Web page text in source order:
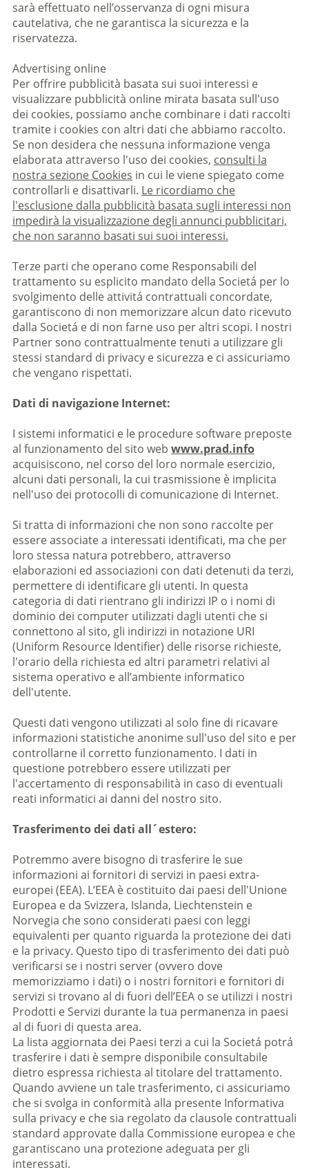
sarà effettuato nell’osservanza di ogni misura
cautelativa, che ne garantisca la sicurezza e la
riservatezza.
Advertising online
Per offrire pubblicità basata sui suoi interessi e
visualizzare pubblicità online mirata basata sull'uso
dei cookies, possiamo anche combinare i dati raccolti
tramite i cookies con altri dati che abbiamo raccolto.
Se non desidera che nessuna informazione venga
elaborata attraverso l'uso dei cookies, consulti la
nostra sezione Cookies in cui le viene spiegato come
controllarli e disattivarli. Le ricordiamo che
l'esclusione dalla pubblicità basata sugli interessi non
impedirà la visualizzazione degli annunci pubblicitari,
che non saranno basati sui suoi interessi.
Terze parti che operano come Responsabili del
trattamento su esplicito mandato della Societá per lo
svolgimento delle attivitá contrattuali concordate,
garantiscono di non memorizzare alcun dato ricevuto
dalla Societá e di non farne uso per altri scopi. I nostri
Partner sono contrattualmente tenuti a utilizzare gli
stessi standard di privacy e sicurezza e ci assicuriamo
che vengano rispettati.
Dati di navigazione Internet:
I sistemi informatici e le procedure software preposte
al funzionamento del sito web www.prad.info
acquisiscono, nel corso del loro normale esercizio,
alcuni dati personali, la cui trasmissione è implicita
nell'uso dei protocolli di comunicazione di Internet.
Si tratta di informazioni che non sono raccolte per
essere associate a interessati identificati, ma che per
loro stessa natura potrebbero, attraverso
elaborazioni ed associazioni con dati detenuti da terzi,
permettere di identificare gli utenti. In questa
categoria di dati rientrano gli indirizzi IP o i nomi di
dominio dei computer utilizzati dagli utenti che si
connettono al sito, gli indirizzi in notazione URI
(Uniform Resource Identifier) delle risorse richieste,
l'orario della richiesta ed altri parametri relativi al
sistema operativo e all’ambiente informatico
dell'utente.
Questi dati vengono utilizzati al solo fine di ricavare
informazioni statistiche anonime sull'uso del sito e per
controllarne il corretto funzionamento. I dati in
questione potrebbero essere utilizzati per
l'accertamento di responsabilità in caso di eventuali
reati informatici ai danni del nostro sito.
Trasferimento dei dati all´estero:
Potremmo avere bisogno di trasferire le sue
informazioni ai fornitori di servizi in paesi extra-
europei (EEA). L‘EEA è costituito dai paesi dell'Unione
Europea e da Svizzera, Islanda, Liechtenstein e
Norvegia che sono considerati paesi con leggi
equivalenti per quanto riguarda la protezione dei dati
e la privacy. Questo tipo di trasferimento dei dati può
verificarsi se i nostri server (ovvero dove
memorizziamo i dati) o i nostri fornitori e fornitori di
servizi si trovano al di fuori dell’EEA o se utilizzi i nostri
Prodotti e Servizi durante la tua permanenza in paesi
al di fuori di questa area.
La lista aggiornata dei Paesi terzi a cui la Societá potrá
trasferire i dati è sempre disponibile consultabile
dietro espressa richiesta al titolare del trattamento.
Quando avviene un tale trasferimento, ci assicuriamo
che si svolga in conformità alla presente Informativa
sulla privacy e che sia regolato da clausole contrattuali
standard approvate dalla Commissione europea e che
garantiscano una protezione adeguata per gli
interessati.